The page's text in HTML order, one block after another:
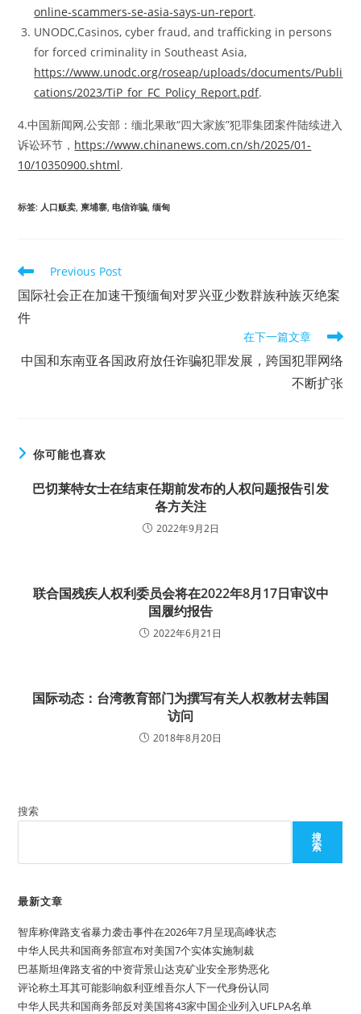
online-scammers-se-asia-says-un-report.
UNODC,Casinos, cyber fraud, and trafficking in persons
for forced criminality in Southeast Asia,
https://www.unodc.org/roseap/uploads/documents/Publi
cations/2023/TiP_for_FC_Policy_Report.pdf.
4.中国新闻网,公安部：缅北果敢“四大家族”犯罪集团案件陆续进入
诉讼环节， https://www.chinanews.com.cn/sh/2025/01-
10/10350900.shtml.
标签: 人口贩卖 柬埔寨 电信诈骗 缅甸
Read
articles
Previous Post
国际社会正在加速干预缅甸对罗兴亚少数群族种族灭绝案
件
在下一篇文章
中国和东南亚各国政府放任诈骗犯罪发展，跨国犯罪网络
不断扩张
你可能也喜欢
巴切莱特女士在结束任期前发布的人权问题报告引发
各方关注
2022年9月2日
联合国残疾人权利委员会将在2022年8月17日审议中
国履约报告
2022年6月21日
国际动态：台湾教育部门为撰写有关人权教材去韩国
访问
2018年8月20日
搜索
搜
索
最新文章
智库称俾路支省暴力袭击事件在2026年7月呈现高峰状态
中华人民共和国商务部宣布对美国7个实体实施制裁
巴基斯坦俾路支省的中资背景山达克矿业安全形势恶化
评论称土耳其可能影响叙利亚维吾尔人下一代身份认同
中华人民共和国商务部反对美国将43家中国企业列入UFLPA名单